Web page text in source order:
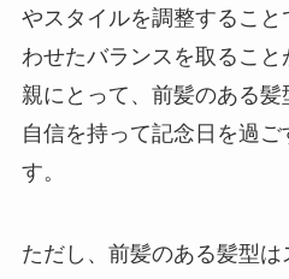
やスタイルを調整するこ
わせたバランスを取るこ
親にとって、前髪のある
自信を持って記念日を過
す。
ただし、前髪のある髪型